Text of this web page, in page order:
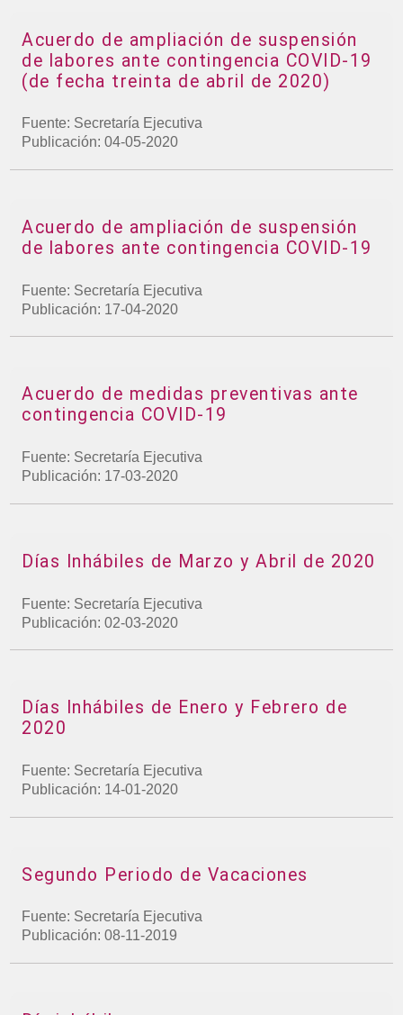
Acuerdo de ampliación de suspensión
de labores ante contingencia COVID-19
(de fecha treinta de abril de 2020)
Fuente: Secretaría Ejecutiva
Publicación: 04-05-2020
Acuerdo de ampliación de suspensión
de labores ante contingencia COVID-19
Fuente: Secretaría Ejecutiva
Publicación: 17-04-2020
Acuerdo de medidas preventivas ante
contingencia COVID-19
Fuente: Secretaría Ejecutiva
Publicación: 17-03-2020
Días Inhábiles de Marzo y Abril de 2020
Fuente: Secretaría Ejecutiva
Publicación: 02-03-2020
Días Inhábiles de Enero y Febrero de
2020
Fuente: Secretaría Ejecutiva
Publicación: 14-01-2020
Segundo Periodo de Vacaciones
Fuente: Secretaría Ejecutiva
Publicación: 08-11-2019